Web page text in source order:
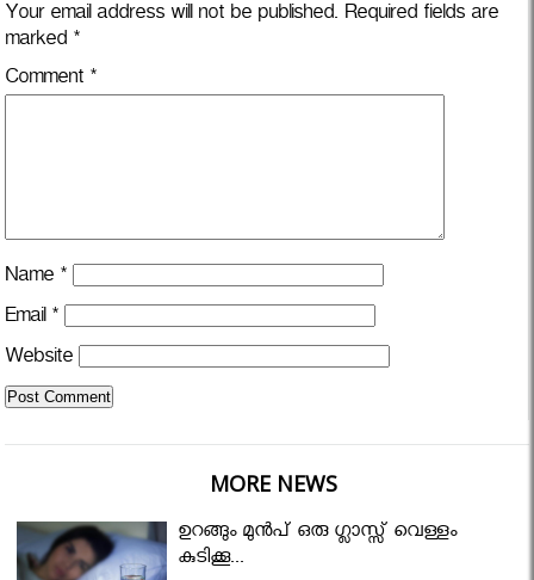
Your email address will not be published. Required fields are
marked *
Comment *
Name *
Email *
Website
MORE NEWS
ഉറങ്ങും മുന്‍പ് ഒരു ഗ്ലാസ്സ് വെള്ളം
കുടിക്കൂ...